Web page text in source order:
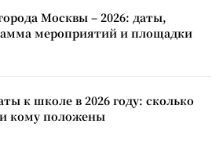
Москвы – 2026: даты,
мероприятий и площадки
к школе в 2026 году: сколько
кому положены